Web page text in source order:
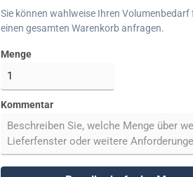
Sie können wahlweise Ihren
einen gesamten Warenkorb anfragen.
Menge
Kommentar